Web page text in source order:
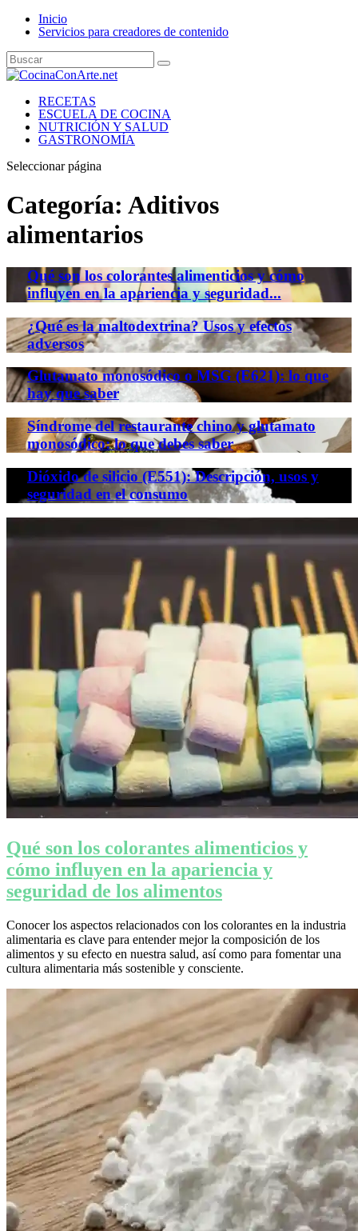
Inicio
Servicios para creadores de contenido
RECETAS
ESCUELA DE COCINA
NUTRICIÓN Y SALUD
GASTRONOMÍA
Seleccionar página
Categoría: Aditivos
alimentarios
Qué son los colorantes alimenticios y cómo
influyen en la apariencia y seguridad...
¿Qué es la maltodextrina? Usos y efectos
adversos
Glutamato monosódico o MSG (E621): lo que
hay que saber
Síndrome del restaurante chino y glutamato
monosódico: lo que debes saber
Dióxido de silicio (E551): Descripción, usos y
seguridad en el consumo
Qué son los colorantes alimenticios y
cómo influyen en la apariencia y
seguridad de los alimentos
Conocer los aspectos relacionados con los colorantes en la industria
alimentaria es clave para entender mejor la composición de los
alimentos y su efecto en nuestra salud, así como para fomentar una
cultura alimentaria más sostenible y consciente.